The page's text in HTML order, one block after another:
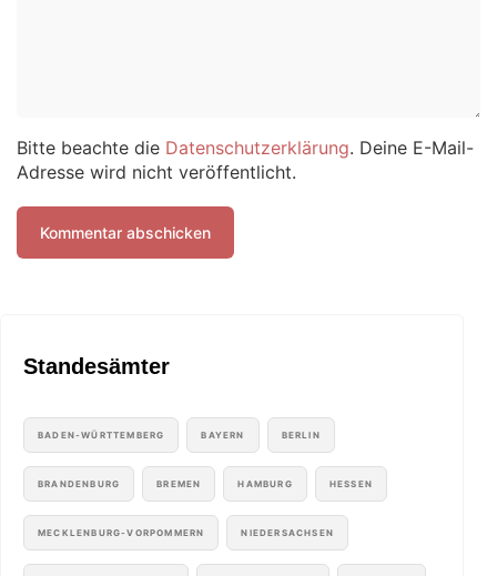
Bitte beachte die Datenschutzerklärung. Deine E-Mail-
Adresse wird nicht veröffentlicht.
Standesämter
BADEN-WÜRTTEMBERG BAYERN BERLIN
BRANDENBURG BREMEN HAMBURG HESSEN
MECKLENBURG-VORPOMMERN NIEDERSACHSEN